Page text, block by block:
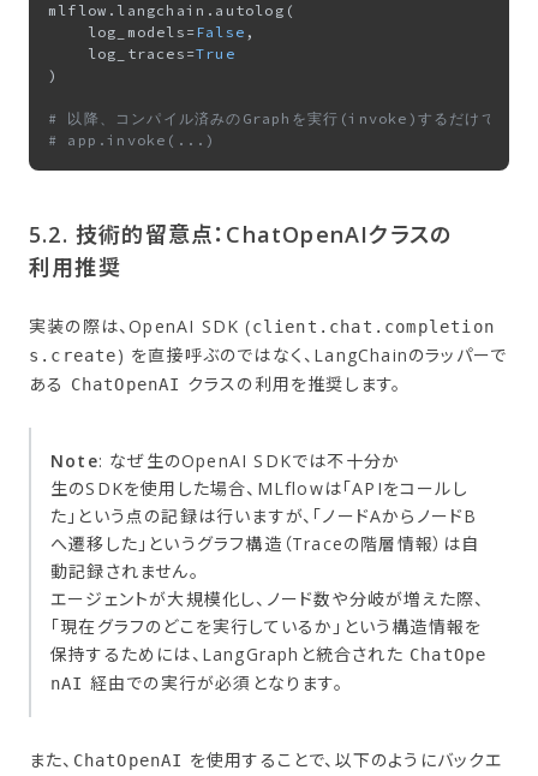
mlflow.langchain.autolog(
    log_models=
False ,
    log_traces=
True
)
# 以降、コンパイル済みのGraphを実行(invoke)するだけで自動
# app.invoke(...)
5.2. 技術的留意点：ChatOpenAIクラスの​
利用推奨
実装の際は、OpenAI SDK (client.chat.completion
s.create) を直接呼ぶのではなく、LangChainのラッパーで
ある
ChatOpenAI クラスの利用を推奨します。
Note: なぜ生のOpenAI SDKでは不十分か
生のSDKを使用した場合、MLflowは「APIをコールし
た」という点の記録は行いますが、「ノードAからノードB
へ遷移した」というグラフ構造（Traceの階層情報）は自
動記録されません。
エージェントが大規模化し、ノード数や分岐が増えた際、
「現在グラフのどこを実行しているか」という構造情報を
保持するためには、LangGraphと統合された ChatOpe
nAI 経由での実行が必須となります。
また、 ChatOpenAI を使用することで、以下のようにバックエ